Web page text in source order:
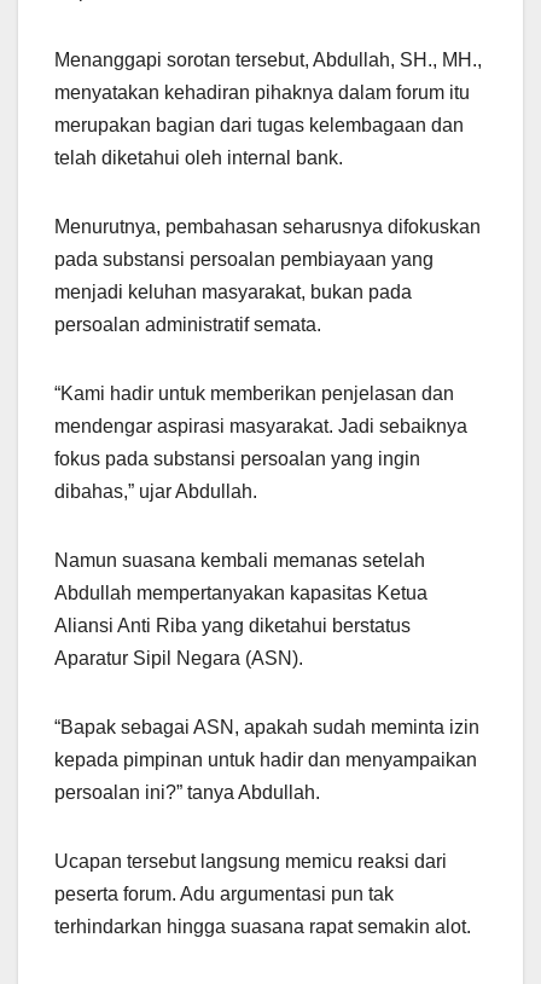
Menanggapi sorotan tersebut, Abdullah, SH., MH.,
menyatakan kehadiran pihaknya dalam forum itu
merupakan bagian dari tugas kelembagaan dan
telah diketahui oleh internal bank.
Menurutnya, pembahasan seharusnya difokuskan
pada substansi persoalan pembiayaan yang
menjadi keluhan masyarakat, bukan pada
persoalan administratif semata.
“Kami hadir untuk memberikan penjelasan dan
mendengar aspirasi masyarakat. Jadi sebaiknya
fokus pada substansi persoalan yang ingin
dibahas,” ujar Abdullah.
Namun suasana kembali memanas setelah
Abdullah mempertanyakan kapasitas Ketua
Aliansi Anti Riba yang diketahui berstatus
Aparatur Sipil Negara (ASN).
“Bapak sebagai ASN, apakah sudah meminta izin
kepada pimpinan untuk hadir dan menyampaikan
persoalan ini?” tanya Abdullah.
Ucapan tersebut langsung memicu reaksi dari
peserta forum. Adu argumentasi pun tak
terhindarkan hingga suasana rapat semakin alot.